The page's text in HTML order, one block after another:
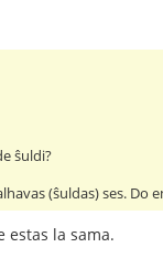
ŝuldi?
(ŝuldas) ses. Do
estas la sama.